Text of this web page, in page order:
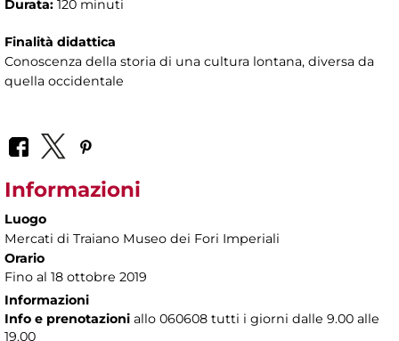
Durata: 120 minuti
Finalità didattica
Conoscenza della storia di una cultura lontana, diversa da
quella occidentale
Informazioni
Luogo
Mercati di Traiano Museo dei Fori Imperiali
Orario
Fino al 18 ottobre 2019
Informazioni
Info e prenotazioni allo 060608 tutti i giorni dalle 9.00 alle
19.00